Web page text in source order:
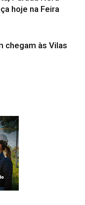
hoje na Feira
chegam às Vilas